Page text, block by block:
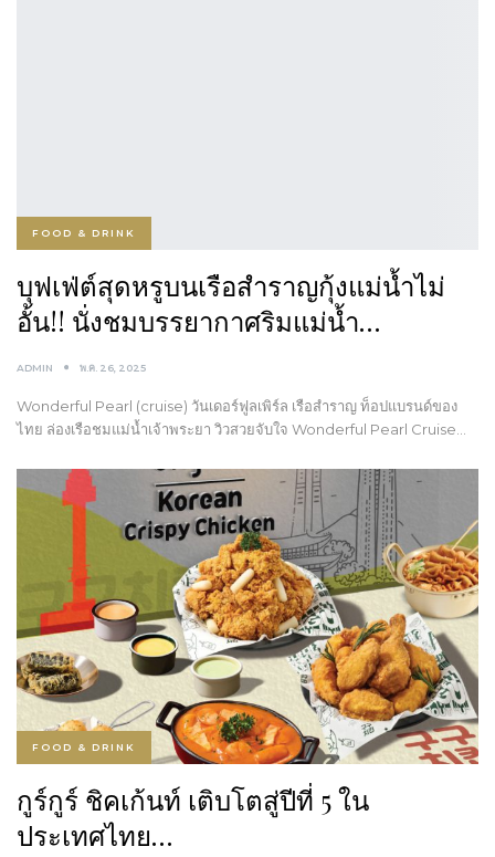
FOOD & DRINK
บุฟเฟ่ต์สุดหรูบนเรือสำราญกุ้งแม่น้ำไม่
อั้น!! นั่งชมบรรยากาศริมแม่น้ำ…
ADMIN พ.ค. 26, 2025
Wonderful Pearl (cruise) วันเดอร์ฟูลเพิร์ล เรือสำราญ ท็อปแบรนด์ของ
ไทย ล่องเรือชมแม่น้ำเจ้าพระยา วิวสวยจับใจ Wonderful Pearl Cruise…
FOOD & DRINK
กูร์กูร์ ชิคเก้นท์ เติบโตสู่ปีที่ 5 ใน
ประเทศไทย…